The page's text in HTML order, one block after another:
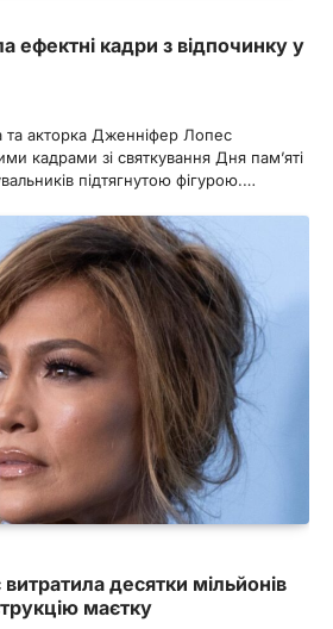
ефектні кадри з відпочинку у
та акторка Дженніфер Лопес
кадрами зі святкування Дня пам’яті
підтягнутою фігурою.…
десятки мільйонів
маєтку